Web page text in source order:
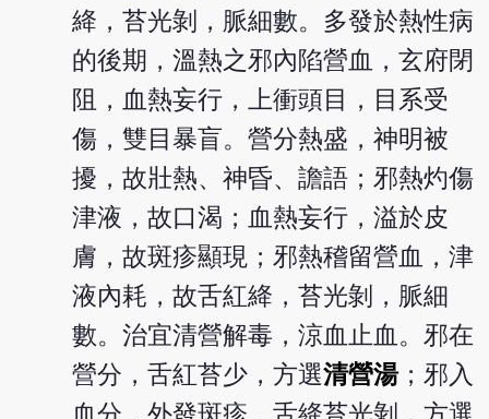
絳，苔光剝，脈細數。多發於熱性病
的後期，溫熱之邪內陷營血，玄府閉
阻，血熱妄行，上衝頭目，目系受
傷，雙目暴盲。營分熱盛，神明被
擾，故壯熱、神昏、譫語；邪熱灼傷
津液，故口渴；血熱妄行，溢於皮
膚，故斑疹顯現；邪熱稽留營血，津
液內耗，故舌紅絳，苔光剝，脈細
數。治宜清營解毒，涼血止血。邪在
營分，舌紅苔少，方選清營湯；邪入